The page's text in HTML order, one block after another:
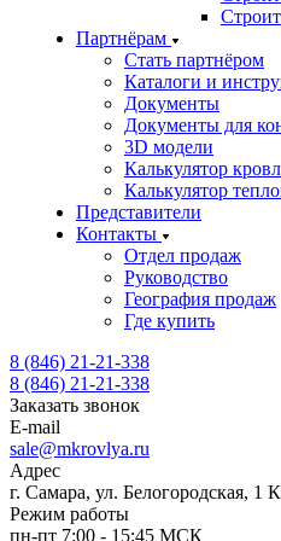
Партнёрам
Стать партнёром
Каталоги и
Документы
Документы для
3D модели
Калькулятор
Калькулятор
Представители
Контакты
Отдел продаж
Руководство
География продаж
Где купить
8 (846) 21-21-338
8 (846) 21-21-338
Заказать звонок
E-mail
sale@mkrovlya.ru
Адрес
г. Самара, ул. Белогородская, 1
Режим работы
пн-пт 7:00 - 15:45 МСК